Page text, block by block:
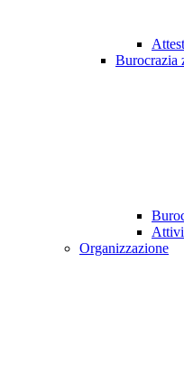
Burocrazia
Organizzazione